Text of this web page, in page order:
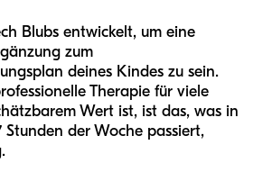
Blubs entwickelt, um eine
zum
deines Kindes zu sein.
Therapie für viele
Wert ist, ist das, was in
Stunden der Woche passiert,